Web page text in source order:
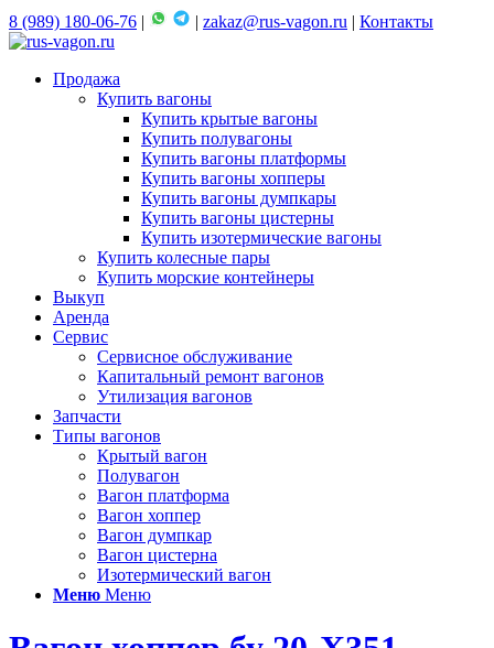
8 (989) 180-06-76 | | zakaz@rus-vagon.ru | Контакты
Продажа
Купить вагоны
Купить крытые вагоны
Купить полувагоны
Купить вагоны платформы
Купить вагоны хопперы
Купить вагоны думпкары
Купить вагоны цистерны
Купить изотермические вагоны
Купить колесные пары
Купить морские контейнеры
Выкуп
Аренда
Сервис
Сервисное обслуживание
Капитальный ремонт вагонов
Утилизация вагонов
Запчасти
Типы вагонов
Крытый вагон
Полувагон
Вагон платформа
Вагон хоппер
Вагон думпкар
Вагон цистерна
Изотермический вагон
Меню Меню